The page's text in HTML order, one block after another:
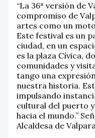
“La 36ª versión de
compromiso de
artes como un
Este festival es un
ciudad, en un
es la plaza Cívica,
comunidades y
tango una
nuestra historia.
impulsando
cultural del puerto
hacia el mundo.”
Alcaldesa de